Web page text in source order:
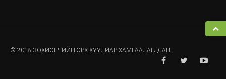
© 2018 ЗОХИОГЧИЙН ЭРХ ХУУЛИАР ХАМГААЛАГДСАН.